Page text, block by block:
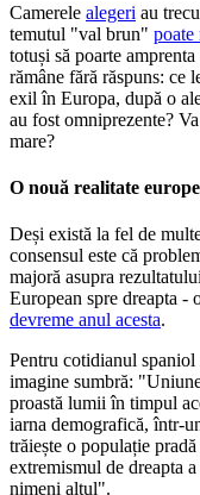
Camerele alegeri au
temutul "val brun" poate
totuși să poarte
rămâne fără răspuns: ce
exil în Europa, după o
au fost omniprezente?
mare?
O nouă realitate
Deși există la fel de
consensul este că
majoră asupra
European spre dreapta -
devreme anul acesta.
Pentru cotidianul spaniol
imagine sumbră:
proastă lumii în timpul
iarna demografică, într-
trăiește o populație
extremismul de dreapta
nimeni altul".